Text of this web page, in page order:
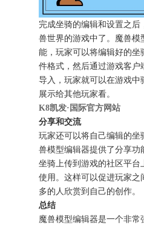
完成坐骑的编辑和设置之后
兽世界的游戏中了。魔兽模
能，玩家可以将编辑好的坐
件格式，然后通过游戏客户
导入，玩家就可以在游戏中
展示给其他玩家看。
K8凯发·国际官方网站
分享和交流
玩家还可以将自己编辑的坐
兽模型编辑器提供了分享功
坐骑上传到游戏的社区平台
使用。这样可以促进玩家之
多的人欣赏到自己的创作。
总结
魔兽模型编辑器是一个非常